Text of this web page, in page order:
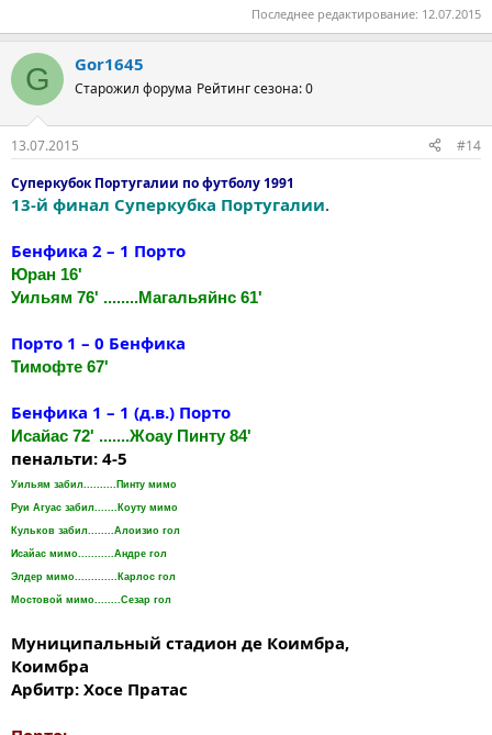
Последнее редактирование: 12.07.2015
G Gor1645
Старожил форума Рейтинг сезона: 0
13.07.2015
#14
Суперкубок Португалии по футболу 1991
13-й финал Суперкубка Португалии.
Бенфика 2 – 1 Порто
Юран 16'
Уильям 76' ........Магальяйнс 61'
Порто 1 – 0 Бенфика
Тимофте 67'
Бенфика 1 – 1 (д.в.) Порто
Исайас 72' .......Жоау Пинту 84'
пенальти: 4-5
Уильям забил..........Пинту мимо
Руи Агуас забил.......Коуту мимо
Кульков забил........Алоизио гол
Исайас мимо...........Андре гол
Элдер мимо.............Карлос гол
Мостовой мимо........Сезар гол
Муниципальный стадион де Коимбра,
Коимбра
Арбитр: Хосе Пратас